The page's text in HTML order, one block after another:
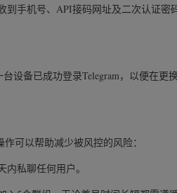
到手机号、API接码网址及二次认证密
设备已成功登录Telegram，以便在更
可以帮助减少被风控的风险：
私聊任何用户。